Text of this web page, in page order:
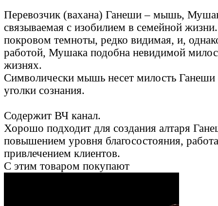
Перевозчик (вахана) Ганеши – мышь,
связываемая с изобилием в семейной
покровом темноты, редко видимая, и,
работой, Мушака подобна невидимой
жизнях.
Символически мышь несет милость Ганеши
уголки сознания.
Содержит ВЧ канал.
Хорошо подходит для создания алтаря
повышением уровня благосостояния,
привлечением клиентов.
С этим товаром покупают